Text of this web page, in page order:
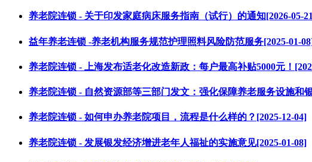
养老院连锁 - 关于印发家庭病床服务指南（试行）的通知[2026-05-
益年养老连锁 -养老机构服务规范护理照料风险防范服务[2025-01-
养老院连锁 - 上海发布适老化改造新政：每户最高补贴5000元！
养老院连锁 - 自然资源部等三部门发文：强化保障养老服务设施和
养老院连锁 - 如何申办养老院项目，流程是什么样的？[2025-12-04]
养老院连锁 - 发展银发经济增进老年人福祉的实施意见[2025-01-08]